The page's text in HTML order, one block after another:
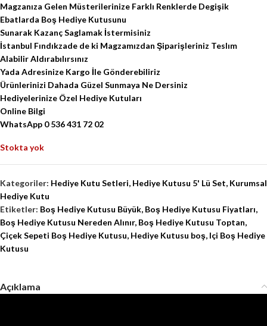
Magzanıza Gelen Müsterilerinize Farklı Renklerde Degişik
Ebatlarda Boş Hediye Kutusunu
Sunarak Kazanç Saglamak İstermisiniz
İstanbul Fındıkzade de ki Magzamızdan Şiparişleriniz Teslım
Alabilir Aldırabılırsınız
Yada Adresinize Kargo İle Gönderebiliriz
Ürünlerinizi Dahada Güzel Sunmaya Ne Dersiniz
Hediyelerinize Özel Hediye Kutuları
Online Bilgi
WhatsApp 0 536 431 72 02
Stokta yok
Kategoriler: Hediye Kutu Setleri, Hediye Kutusu 5' Lü Set, Kurumsal
Hediye Kutu
Etiketler: Boş Hediye Kutusu Büyük, Boş Hediye Kutusu Fiyatları,
Boş Hediye Kutusu Nereden Alınır, Boş Hediye Kutusu Toptan,
Çiçek Sepeti Boş Hediye Kutusu, Hediye Kutusu boş, Içi Boş Hediye
Kutusu
Açıklama